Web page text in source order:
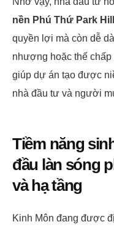
nền Phú Thứ Park Hill
quyền lợi mà còn dễ
nhượng hoặc thế
giúp dự án tạo được
nhà đầu tư và người
Tiềm năng
đầu làn sóng
và hạ tầng
Kinh Môn đang được